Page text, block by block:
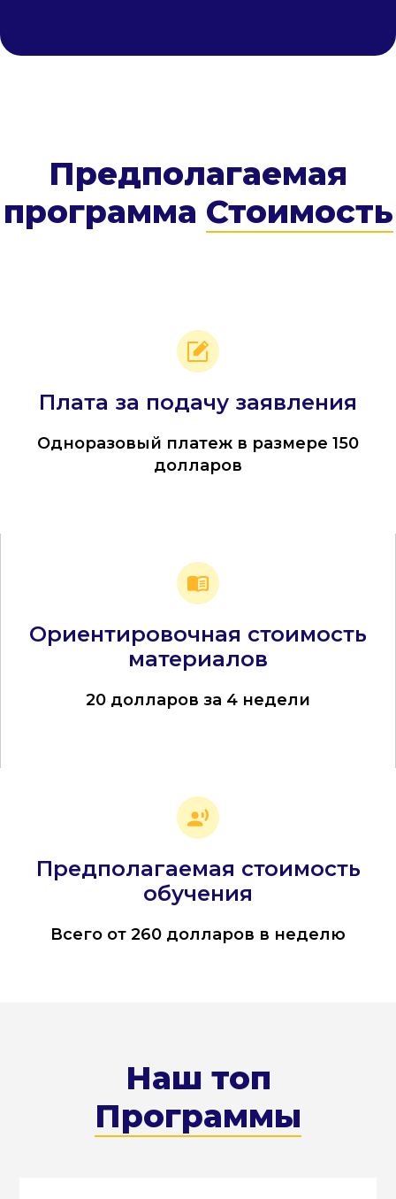
Предполагаемая
программа Стоимость
Плата за подачу заявления
Одноразовый платеж в размере 150
долларов
Ориентировочная стоимость
материалов
20 долларов за 4 недели
Предполагаемая стоимость
обучения
Всего от 260 долларов в неделю
Наш топ
Программы